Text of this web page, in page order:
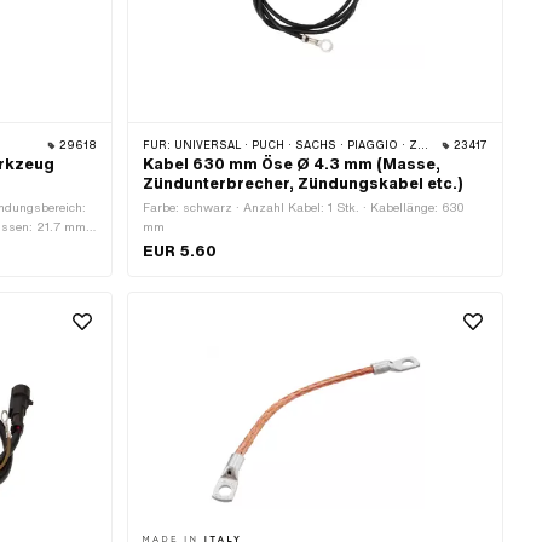
29618
21.7 mm ·
FÜR: UNIVERSAL · PUCH · SACHS · PIAGGIO · ZÜNDAPP BELMONDO · SOLEX · KREIDLER 23417
Kabel 630 mm Öse Ø 4.3 mm (Masse,
Zündunterbrecher, Zündungskabel etc.)
Farbe: schwarz · Anzahl Kabel: 1 Stk. · Kabellänge: 630
mm
EUR 5.60